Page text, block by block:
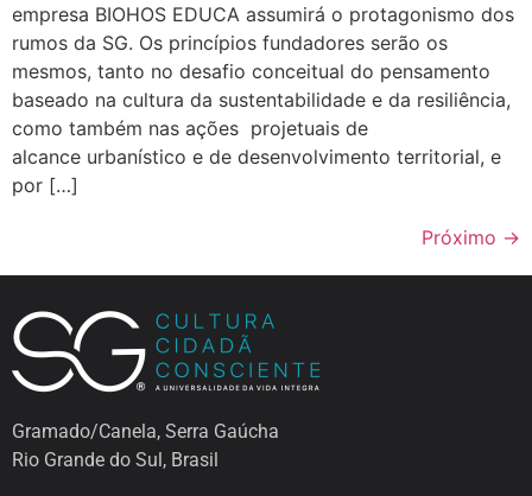
empresa BIOHOS EDUCA assumirá o protagonismo dos
rumos da SG. Os princípios fundadores serão os
mesmos, tanto no desafio conceitual do pensamento
baseado na cultura da sustentabilidade e da resiliência,
como também nas ações projetuais de
alcance urbanístico e de desenvolvimento territorial, e
por […]
Próximo →
Gramado/Canela, Serra Gaúcha
Rio Grande do Sul, Brasil